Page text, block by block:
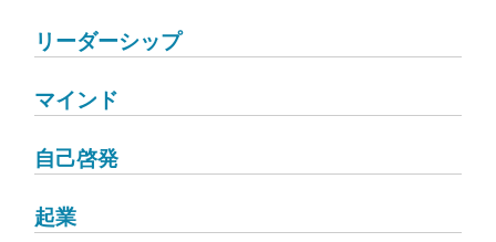
リーダーシップ
マインド
自己啓発
起業